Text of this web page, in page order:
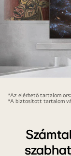
*Az elérhető tartalom
*A biztosított tartalom